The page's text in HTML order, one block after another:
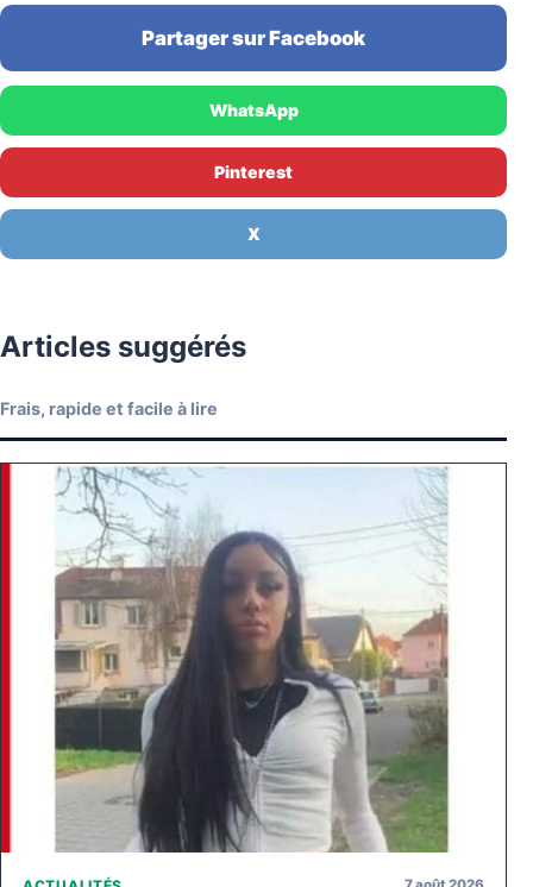
Partager sur Facebook
WhatsApp
Pinterest
X
Articles suggérés
Frais, rapide et facile à lire